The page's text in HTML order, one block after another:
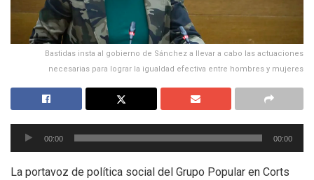
Bastidas insta al gobierno de Sánchez a llevar a cabo las actuaciones
necesarias para lograr la igualdad efectiva entre hombres y mujeres
Reproductor
de
audio
00:00 00:00
La portavoz de política social del Grupo Popular en Corts